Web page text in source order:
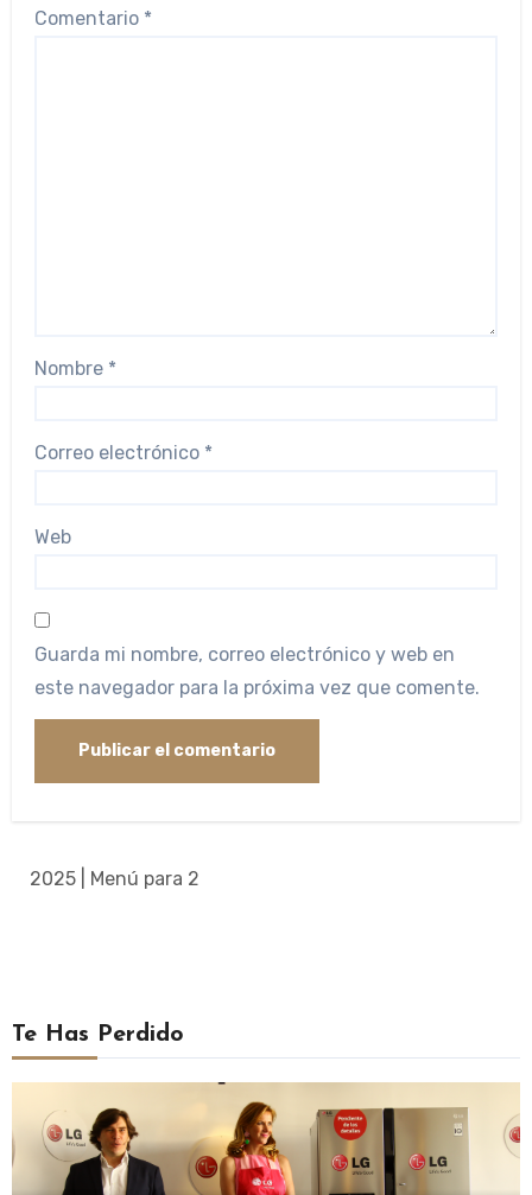
Comentario *
Nombre *
Correo electrónico *
Web
Guarda mi nombre, correo electrónico y web en
este navegador para la próxima vez que comente.
2025 | Menú para 2
Te Has Perdido